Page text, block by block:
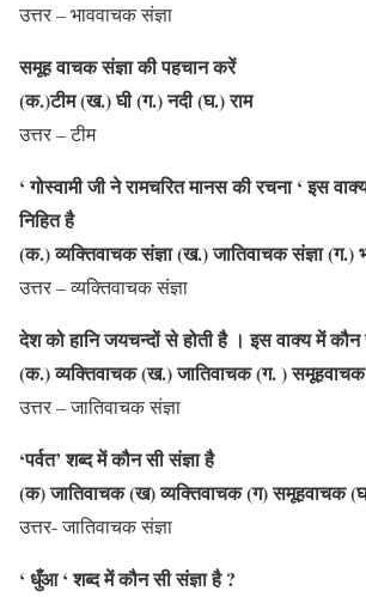
उत्तर – भाववाचक संज्ञा
समूह वाचक संज्ञा की पहचान करें
(क.)टीम (ख.) घी (ग.) नदी (घ.) राम
उत्तर – टीम
‘ गोस्वामी जी ने रामचरित मानस की रचना ‘ इस
निहित है
(क.) व्यक्तिवाचक संज्ञा (ख.) जातिवाचक संज्ञा (ग.)
उत्तर – व्यक्तिवाचक संज्ञा
देश को हानि जयचन्दों से होती है । इस वाक्य में कौन
(क.) व्यक्तिवाचक (ख.) जातिवाचक (ग. )
उत्तर – जातिवाचक संज्ञा
‘पर्वत’ शब्द में कौन सी संज्ञा है
(क) जातिवाचक (ख) व्यक्तिवाचक (ग) समूहवाचक
उत्तर- जातिवाचक संज्ञा
‘ धुँआ ‘ शब्द में कौन सी संज्ञा है ?